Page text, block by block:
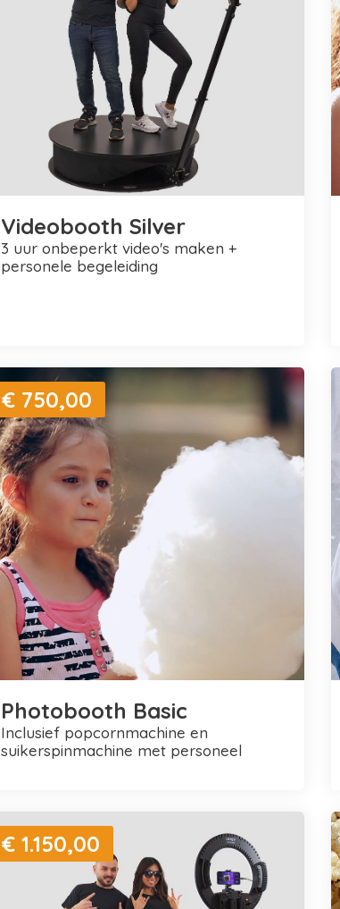
Videobooth Silver
3 uur onbeperkt video's maken +
personele begeleiding
€ 750,00
Photobooth Basic
inclusief popcornmachine en
suikerspinmachine met personeel
€ 1.150,00